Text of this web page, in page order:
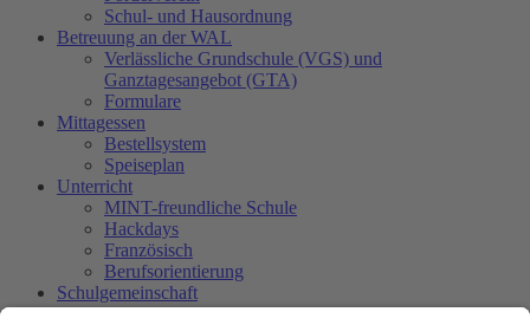
Schul- und Hausordnung
Betreuung an der WAL
Verlässliche Grundschule (VGS) und
Ganztagesangebot (GTA)
Formulare
Mittagessen
Bestellsystem
Speiseplan
Unterricht
MINT-freundliche Schule
Hackdays
Französisch
Berufsorientierung
Schulgemeinschaft
Schulsozialarbeit